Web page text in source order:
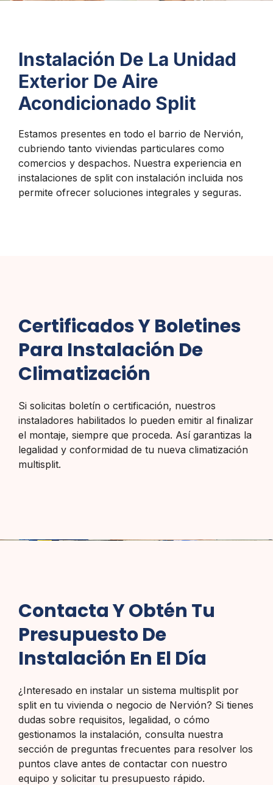
Instalación De La Unidad
Exterior De Aire
Acondicionado Split
Estamos presentes en todo el barrio de Nervión,
cubriendo tanto viviendas particulares como
comercios y despachos. Nuestra experiencia en
instalaciones de split con instalación incluida nos
permite ofrecer soluciones integrales y seguras.
Certificados Y Boletines
Para Instalación De
Climatización
Si solicitas boletín o certificación, nuestros
instaladores habilitados lo pueden emitir al finalizar
el montaje, siempre que proceda. Así garantizas la
legalidad y conformidad de tu nueva climatización
multisplit.
Contacta Y Obtén Tu
Presupuesto De
Instalación En El Día
¿Interesado en instalar un sistema multisplit por
split en tu vivienda o negocio de Nervión? Si tienes
dudas sobre requisitos, legalidad, o cómo
gestionamos la instalación, consulta nuestra
sección de preguntas frecuentes para resolver los
puntos clave antes de contactar con nuestro
equipo y solicitar tu presupuesto rápido.